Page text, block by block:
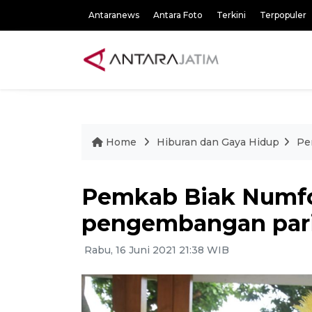
Antaranews Antara Foto Terkini Terpopuler
Home Hiburan dan Gaya Hidup
Pemkab Biak
pengembangan
Rabu, 16 Juni 2021 21:38 WIB